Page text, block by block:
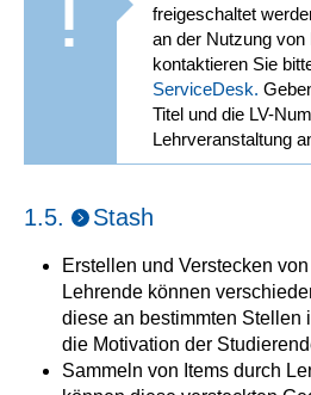
freigeschaltet
an der Nutzung von
kontaktieren Sie
ServiceDesk.
Titel und die LV-
Lehrveranstaltung
1.5. Stash
Erstellen und Verstecken
Lehrende können
diese an bestimmten Stellen
die Motivation der
Sammeln von Items durch